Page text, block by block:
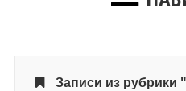
Записи из рубрики